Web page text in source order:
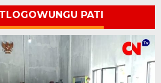
PATI